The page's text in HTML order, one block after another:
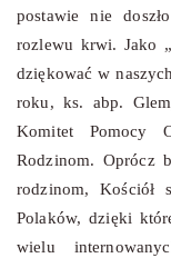
postawie nie
rozlewu krwi. Jako
dziękować w
roku, ks. abp.
Komitet Pomocy
Rodzinom. Oprócz
rodzinom, Kościół
Polaków, dzięki
wielu